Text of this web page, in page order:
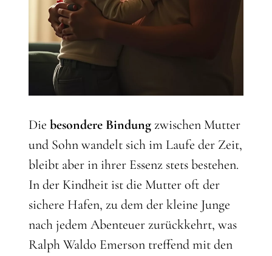
Diebesondere Bindung zwischen Mutter
und Sohn wandelt sich im Laufe der Zeit,
bleibt aber in ihrer Essenz stets bestehen.
In der Kindheit ist die Mutter oft der
sichere Hafen, zu dem der kleine Junge
nach jedem Abenteuer zurückkehrt, was
Ralph Waldo Emerson treffend mit den